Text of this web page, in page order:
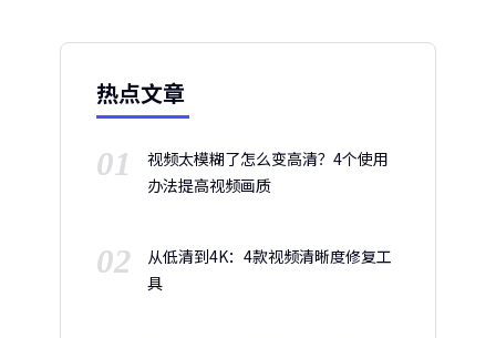
热点文章
01
视频太模糊了怎么变高清？4个使用
办法提高视频画质
02
从低清到4K：4款视频清晰度修复工
具